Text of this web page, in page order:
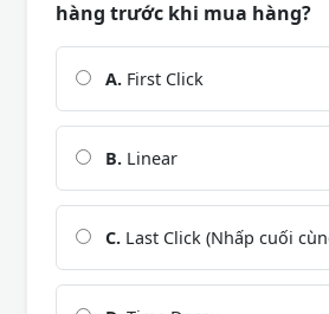
hàng trước khi mua hàng?
A. First Click
B. Linear
C. Last Click (Nhấp cuối